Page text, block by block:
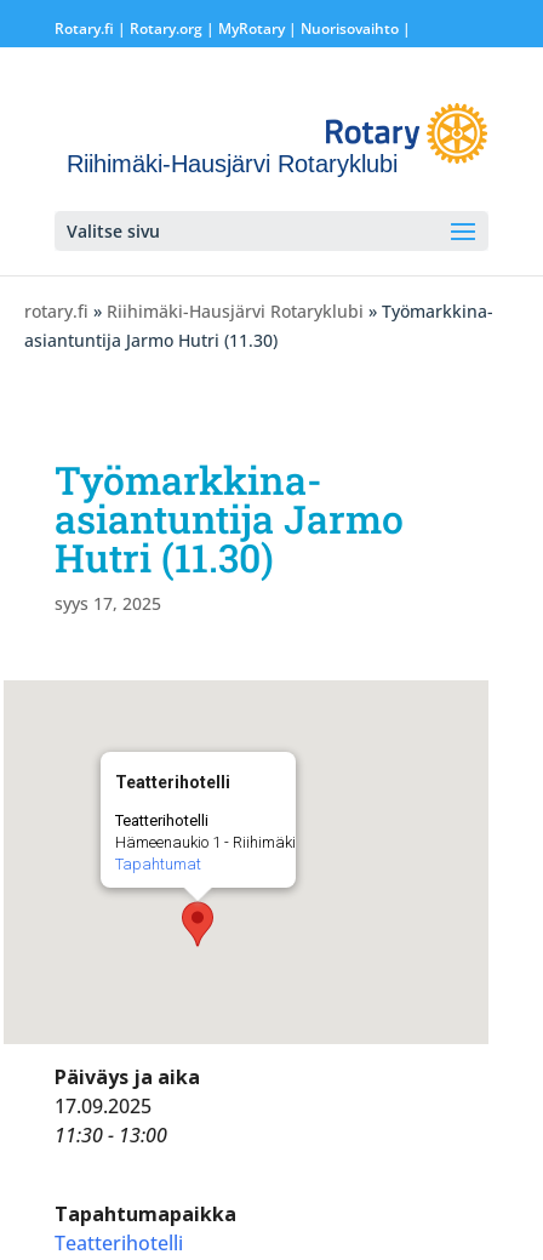
Rotary.fi | Rotary.org| MyRotary | Nuorisovaihto|
Riihimäki-Hausjärvi Rotaryklubi
Valitse sivu
rotary.fi » Riihimäki-Hausjärvi Rotaryklubi » Työmarkkina-
asiantuntija Jarmo Hutri (11.30)
Työmarkkina-
asiantuntija Jarmo
Hutri (11.30)
syys 17, 2025
Teatterihotelli
Teatterihotelli
Hämeenaukio 1 - Riihimäki
Tapahtumat
Päiväys ja aika
17.09.2025
11:30 - 13:00
Tapahtumapaikka
Teatterihotelli